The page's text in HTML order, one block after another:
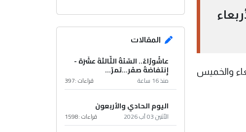
والخميس
المقالات
عاشُورْاءُ.. السّنَةُ الثّالثةَ عشَرَة -
إِنتفاضةُ صفَر…تمرّ...
منذ 16 ساعة قراءات :397
اليوم الحادي والأربعون
الأثنين 03 آب 2026 قراءات :1598